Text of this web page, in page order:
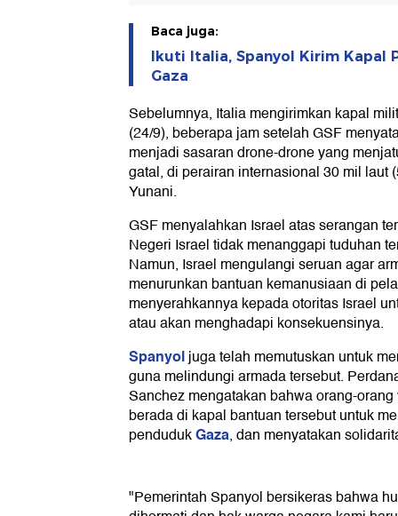
Baca juga:
Ikuti Italia, Spanyol Kirim Kapal
Gaza
Sebelumnya, Italia mengirimkan kapal
(24/9), beberapa jam setelah GSF
menjadi sasaran drone-drone yang
gatal, di perairan internasional 30 mil laut
Yunani.
GSF menyalahkan Israel atas serangan
Negeri Israel tidak menanggapi tuduhan
Namun, Israel mengulangi seruan agar
menurunkan bantuan kemanusiaan di
menyerahkannya kepada otoritas Israel
atau akan menghadapi konsekuensinya.
Spanyoljuga telah memutuskan untuk
guna melindungi armada tersebut.
Sanchez mengatakan bahwa orang-
berada di kapal bantuan tersebut untuk
pendudukGaza, dan menyatakan
"Pemerintah Spanyol bersikeras bahwa